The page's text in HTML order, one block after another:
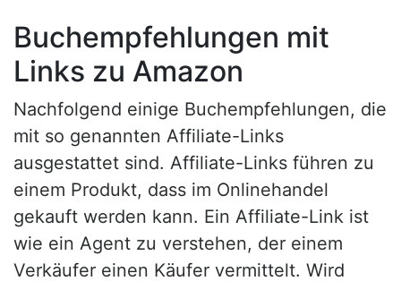
Buchempfehlungen mit
Links zu Amazon
Nachfolgend einige Buchempfehlungen, die
mit so genannten Affiliate-Links
ausgestattet sind. Affiliate-Links führen zu
einem Produkt, dass im Onlinehandel
gekauft werden kann. Ein Affiliate-Link ist
wie ein Agent zu verstehen, der einem
Verkäufer einen Käufer vermittelt. Wird